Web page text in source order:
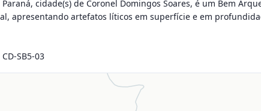
cidade(s) de Coronel Domingos Soares, é um Bem
apresentando artefatos líticos em superfície e em
SB5-03